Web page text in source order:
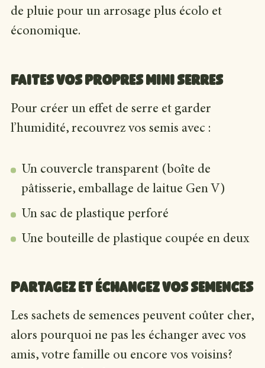
de pluie pour un arrosage plus écolo et
économique.
Faites vos propres mini serres
Pour créer un effet de serre et garder
l’humidité, recouvrez vos semis avec :
Un couvercle transparent (boîte de
pâtisserie, emballage de laitue Gen V)
Un sac de plastique perforé
Une bouteille de plastique coupée en deux
Partagez et échangez vos semences
Les sachets de semences peuvent coûter cher,
alors pourquoi ne pas les échanger avec vos
amis, votre famille ou encore vos voisins?